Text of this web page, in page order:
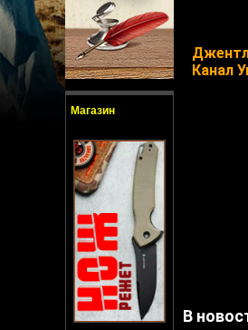
Магазин
Канал
В